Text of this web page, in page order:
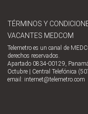
TÉRMINOS Y
VACANTES MEDCOM
Telemetro es un canal de
derechos reservados.
Apartado 0834-00129,
Octubre | Central Telefónica
email: internet@telemetro.com